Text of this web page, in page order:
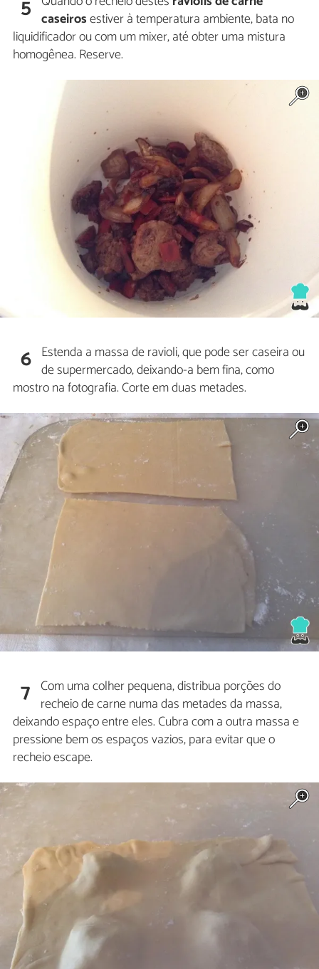
5 caseirosestiver à temperatura ambiente, bata no
liquidificador ou com um mixer, até obter uma mistura
homogênea. Reserve.
6 Estenda a massa de ravioli, que pode ser caseira ou
de supermercado, deixando-a bem fina, como
mostro na fotografia. Corte em duas metades.
7 Com uma colher pequena, distribua porções do
recheio de carne numa das metades da massa,
deixando espaço entre eles. Cubra com a outra massa e
pressione bem os espaços vazios, para evitar que o
recheio escape.